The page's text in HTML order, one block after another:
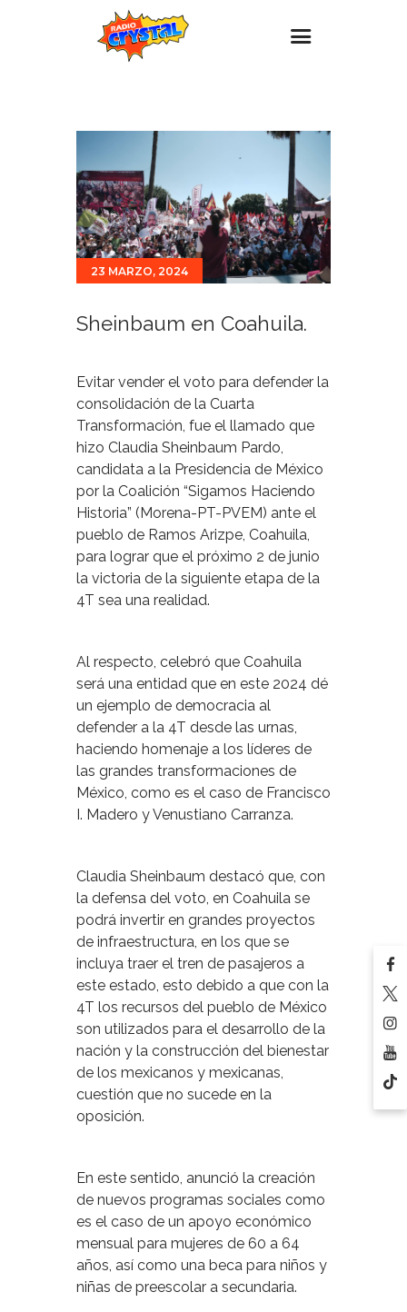
Estaciones
Eventos
Promociones
Noticias
Para ti
23 MARZO, 2024
Sheinbaum en Coahuila.
Evitar vender el voto para defender la
consolidación de la Cuarta
Transformación, fue el llamado que
hizo Claudia Sheinbaum Pardo,
candidata a la Presidencia de México
por la Coalición “Sigamos Haciendo
Historia” (Morena-PT-PVEM) ante el
pueblo de Ramos Arizpe, Coahuila,
para lograr que el próximo 2 de junio
la victoria de la siguiente etapa de la
4T sea una realidad.
Al respecto, celebró que Coahuila
será una entidad que en este 2024 dé
un ejemplo de democracia al
defender a la 4T desde las urnas,
haciendo homenaje a los líderes de
las grandes transformaciones de
México, como es el caso de Francisco
I. Madero y Venustiano Carranza.
Claudia Sheinbaum destacó que, con
la defensa del voto, en Coahuila se
podrá invertir en grandes proyectos
de infraestructura, en los que se
incluya traer el tren de pasajeros a
este estado, esto debido a que con la
4T los recursos del pueblo de México
son utilizados para el desarrollo de la
nación y la construcción del bienestar
de los mexicanos y mexicanas,
cuestión que no sucede en la
oposición.
En este sentido, anunció la creación
de nuevos programas sociales como
es el caso de un apoyo económico
mensual para mujeres de 60 a 64
años, así como una beca para niños y
niñas de preescolar a secundaria.